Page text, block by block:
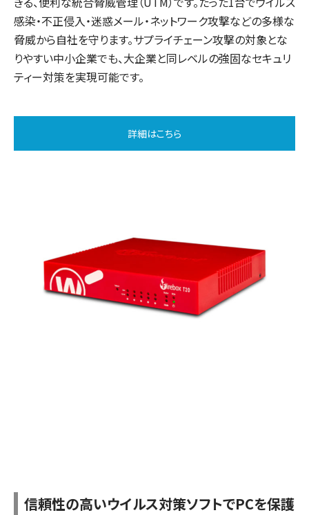
感染・不正侵入・迷惑メール・ネットワーク攻撃などの多様な
脅威から自社を守ります。サプライチェーン攻撃の対象とな
りやすい中小企業でも、大企業と同レベルの強固なセキュリ
ティー対策を実現可能です。
詳細はこちら
信頼性の高いウイルス対策ソフトでPCを保護